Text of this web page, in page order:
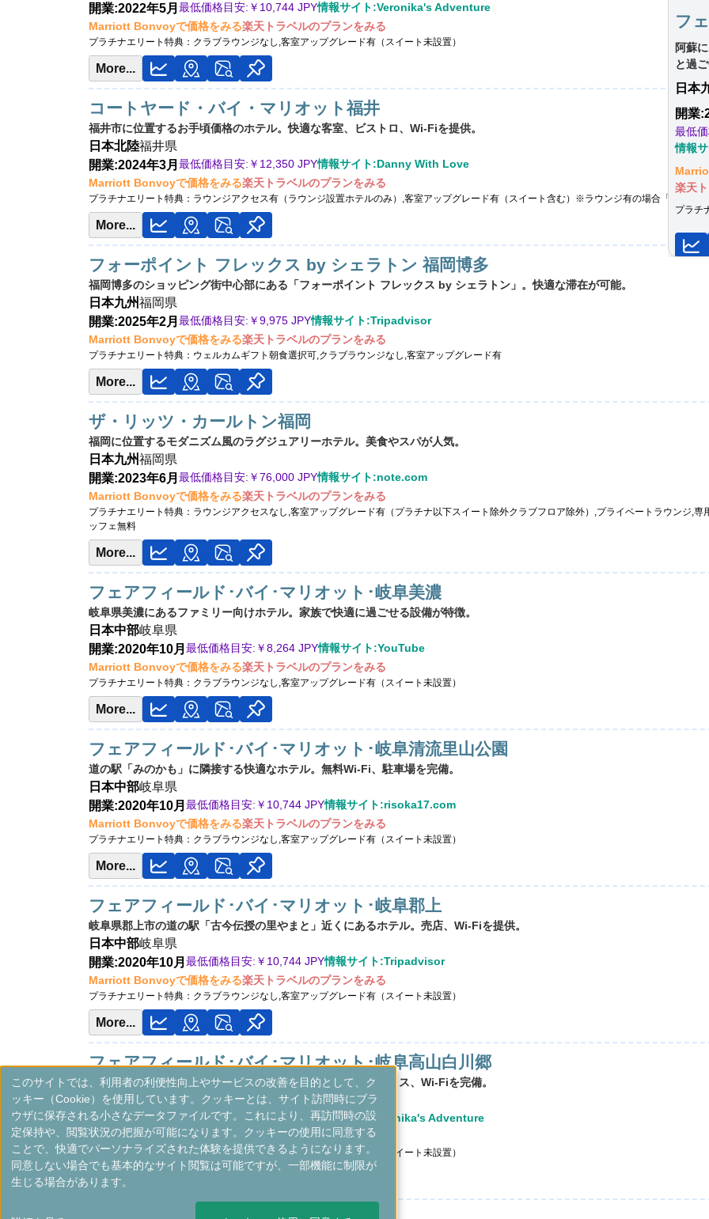
開業:2022年5月 最低価格目安:￥ 10,744 JPY情報サイト:Veronika's Adventure
Marriott Bonvoyで価格をみる楽天トラベルのプランをみる
プラチナエリート特典： クラブラウンジなし,客室アップグレード有（スイート未設置）
More...
コートヤード・バイ・マリオット福井
福井市に位置するお手頃価格のホテル。快適な客室、ビストロ、Wi-Fiを提供。
日本北陸福井県
開業:2024年3月 最低価格目安:￥ 12,350 JPY情報サイト:Danny With Love
Marriott Bonvoyで価格をみる楽天トラベルのプランをみる
プラチナエリート特典： ラウンジアクセス有（ラウンジ設置ホテルのみ）,客室アップグレード有（スイート含む）※ラウンジ有の場合「ラウンジ
More...
フォーポイント フレックス by シェラトン 福岡博多
福岡博多のショッピング街中心部にある「フォーポイント フレックス by シェラトン」。快適な滞在が可能。
日本九州福岡県
開業:2025年2月 最低価格目安:￥9,975 JPY情報サイト:Tripadvisor
Marriott Bonvoyで価格をみる楽天トラベルのプランをみる
プラチナエリート特典： ウェルカムギフト朝食選択可,クラブラウンジなし,客室アップグレード有
More...
ザ・リッツ・カールトン福岡
福岡に位置するモダニズム風のラグジュアリーホテル。美食やスパが人気。
日本九州福岡県
開業:2023年6月 最低価格目安:￥76,000 JPY情報サイト:note.com
Marriott Bonvoyで価格をみる楽天トラベルのプランをみる
プラチナエリート特典： ラウンジアクセスなし,客室アップグレード有（プラチナ以下スイート除外クラブフロア除外）,プライベートラウンジ,
ッフェ無料
More...
フェアフィールド･バイ･マリオット･岐阜美濃
岐阜県美濃にあるファミリー向けホテル。家族で快適に過ごせる設備が特徴。
日本中部岐阜県
開業:2020年10月 最低価格目安:￥8,264 JPY情報サイト:YouTube
Marriott Bonvoyで価格をみる楽天トラベルのプランをみる
プラチナエリート特典： クラブラウンジなし,客室アップグレード有（スイート未設置）
More...
フェアフィールド･バイ･マリオット･岐阜清流里山公園
道の駅「みのかも」に隣接する快適なホテル。無料Wi-Fi、駐車場を完備。
日本中部岐阜県
開業:2020年10月 最低価格目安:￥ 10,744 JPY情報サイト:risoka17.com
Marriott Bonvoyで価格をみる楽天トラベルのプランをみる
プラチナエリート特典： クラブラウンジなし,客室アップグレード有（スイート未設置）
More...
フェアフィールド･バイ･マリオット･岐阜郡上
岐阜県郡上市の道の駅「古今伝授の里やまと」近くにあるホテル。売店、Wi-Fiを提供。
日本中部岐阜県
開業:2020年10月 最低価格目安:￥ 10,744 JPY情報サイト:Tripadvisor
Marriott Bonvoyで価格をみる楽天トラベルのプランをみる
プラチナエリート特典： クラブラウンジなし,客室アップグレード有（スイート未設置）
More...
フェアフィールド･バイ･マリオット･岐阜高山白川郷
高山市のお手頃価格のホテル。快適な客室やマーケットプレイス、Wi-Fiを完備。
日本中部岐阜県
開業:2021年8月 最低価格目安:￥8,264 JPY情報サイト:Veronika's Adventure
Marriott Bonvoyで価格をみる
楽天トラベルのプランをみる
プラチナエリート特典：クラブラウンジなし,客室アップグレード有（スイート未設置）
More...
フ
阿蘇
と過
日本
開業
最低
情報
楽天
プラチ
このサイトでは、利用者の利便性向上やサービスの改善を目的として、ク
ッキー（Cookie）を使用しています。クッキーとは、サイト訪問時にブラ
ウザに保存される小さなデータファイルです。これにより、再訪問時の設
定保持や、閲覧状況の把握が可能になります。クッキーの使用に同意する
ことで、快適でパーソナライズされた体験を提供できるようになります。
同意しない場合でも基本的なサイト閲覧は可能ですが、一部機能に制限が
生じる場合があります。